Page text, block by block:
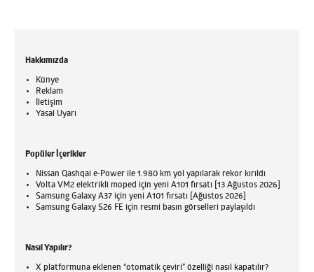
Hakkımızda
Künye
Reklam
İletişim
Yasal Uyarı
Popüler İçerikler
Nissan Qashqai e-Power ile 1.980 km yol yapılarak rekor kırıldı
Volta VM2 elektrikli moped için yeni A101 fırsatı [13 Ağustos 2026]
Samsung Galaxy A37 için yeni A101 fırsatı [Ağustos 2026]
Samsung Galaxy S26 FE için resmi basın görselleri paylaşıldı
Nasıl Yapılır?
X platformuna eklenen “otomatik çeviri” özelliği nasıl kapatılır?